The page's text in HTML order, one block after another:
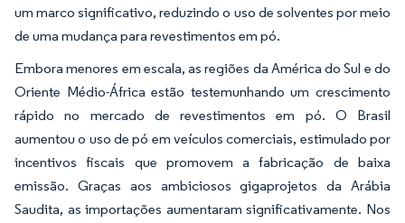
um marco significativo, reduzindo o uso de solventes por meio
de uma mudança para revestimentos em pó.
Embora menores em escala, as regiões da América do Sul e do
Oriente Médio-África estão testemunhando um crescimento
rápido no mercado de revestimentos em pó. O Brasil
aumentou o uso de pó em veículos comerciais, estimulado por
incentivos fiscais que promovem a fabricação de baixa
emissão. Graças aos ambiciosos gigaprojetos da Arábia
Saudita, as importações aumentaram significativamente. Nos